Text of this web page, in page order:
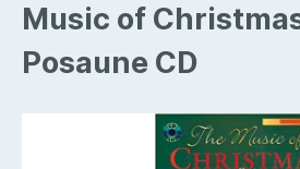
Music of
Posaune CD